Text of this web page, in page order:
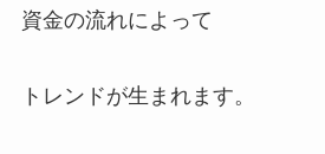
資金の流れによって
トレンドが生まれます。